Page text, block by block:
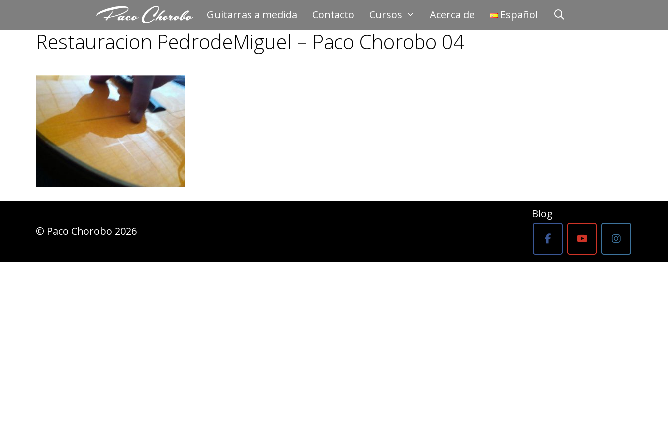
contenido
Guitarras a medida Contacto Cursos Acerca de Español
Restauracion PedrodeMiguel – Paco Chorobo 04
Blog
© Paco Chorobo 2026